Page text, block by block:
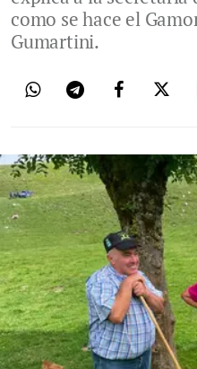
como se hace el
Gumartini.